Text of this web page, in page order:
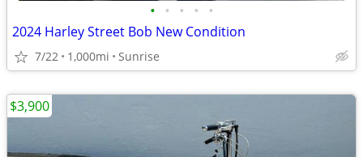
• • • • •
2024 Harley Street Bob New Condition
7/22 1,000mi Sunrise
$3,900